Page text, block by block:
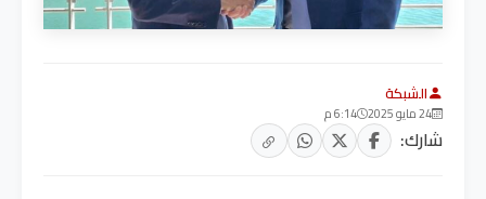
الشبكة
24 مايو 2025 6:14 م
شارك: